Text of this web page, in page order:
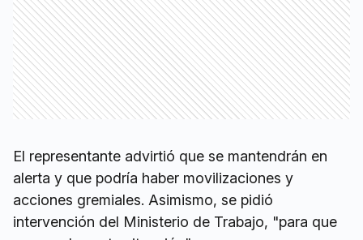
El representante advirtió que se mantendrán en
alerta y que podría haber movilizaciones y
acciones gremiales. Asimismo, se pidió
intervención del Ministerio de Trabajo, "para que